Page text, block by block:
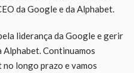
da Google e da Alphabet.
liderança da Google e gerir
Continuamos
no longo prazo e vamos